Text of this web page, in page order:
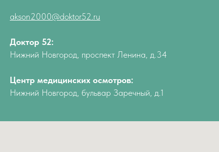
akson2000@doktor52.ru
Доктор 52:
Нижний Новгород, проспект Ленина, д.34
Центр медицинских осмотров:
Нижний Новгород, бульвар Заречный, д.1